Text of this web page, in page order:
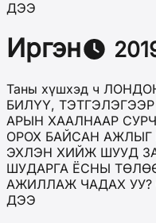
ДЭЭ
Иргэн
Таны хүшхэд ч
БИЛҮҮ,
АРЫН ХААЛНААР
ОРОХ БАЙСАН
ЭХЛЭН ХИЙЖ ШУУД
ШУДАРГА ЁСНЫ
АЖИЛЛАЖ ЧАДАХ УУ?
ДЭЭ